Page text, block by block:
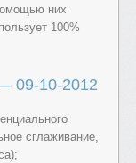
них
100%
09-10-2012
сглаживание,